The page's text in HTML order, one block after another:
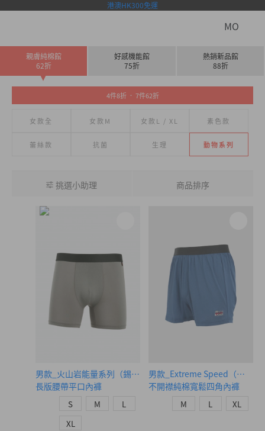
港澳HK300免運
MO
親膚純棉館
62折
好感機能館
75折
熱銷新品館
88折
4件8折 ． 7件62折
女款全 女款M 女款L / XL 素色款
蕾絲款 抗菌 生理 動物系列
挑選小助理 商品排序
男款_火山岩能量系列（錫灰）
長版腰帶平口內褲
S M
L
XL
男款_Extreme Speed（電藍-
不開襟純棉寬鬆四角內褲
M L XL